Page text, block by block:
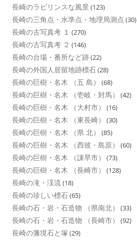
長崎のラビリンスな風景 (123)
長崎の三角点・水準点・地理局測点 (30)
長崎の古写真考 １ (270)
長崎の古写真考 ２ (146)
長崎の台場・番所など跡(22)
長崎の外国人居留地跡標石(28)
長崎の巨樹・名木 （五 島） (68)
長崎の巨樹・名木 （壱岐・対馬） (42)
長崎の巨樹・名木 （大村市） (16)
長崎の巨樹・名木 （東長崎） (30)
長崎の巨樹・名木 （県 北） (85)
長崎の巨樹・名木 （西彼・島原） (60)
長崎の巨樹・名木 （諌早市） (73)
長崎の巨樹・名木 （長崎市） (128)
長崎の滝・渓流(18)
長崎の珍しい標石(65)
長崎の石・岩・石造物 （県南北） (33)
長崎の石・岩・石造物 （長崎市） (92)
長崎の藩境石と塚 (29)